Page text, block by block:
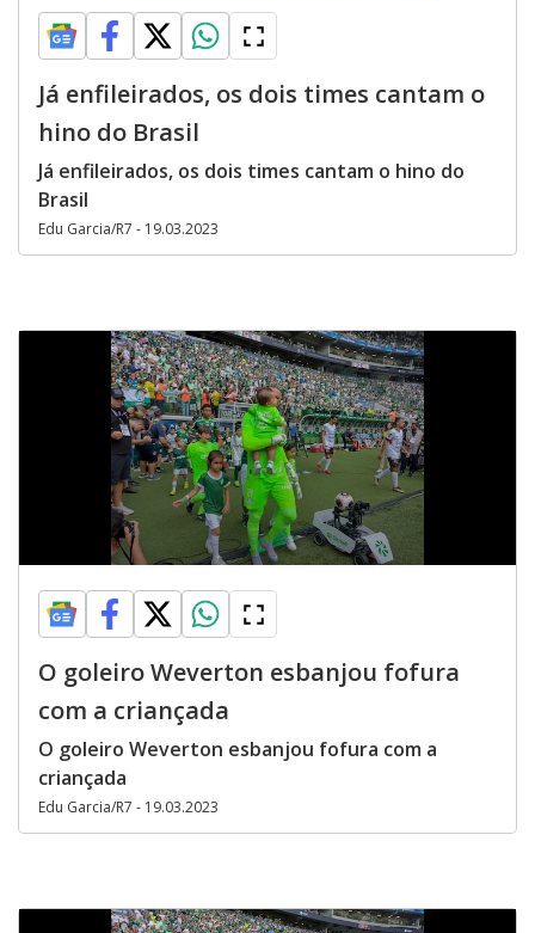
Já enfileirados, os dois times cantam o
hino do Brasil
Já enfileirados, os dois times cantam o hino do
Brasil
Edu Garcia/R7 - 19.03.2023
O goleiro Weverton esbanjou fofura
com a criançada
O goleiro Weverton esbanjou fofura com a
criançada
Edu Garcia/R7 - 19.03.2023